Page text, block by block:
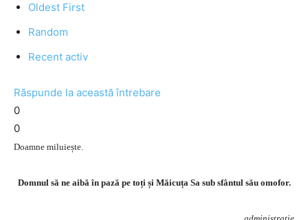
Oldest First
Random
Recent activ
Răspunde la această întrebare
0
0
Doamne miluiește.
Domnul să ne aibă în pază pe toți și Măicuța Sa sub sfântul său omofor.